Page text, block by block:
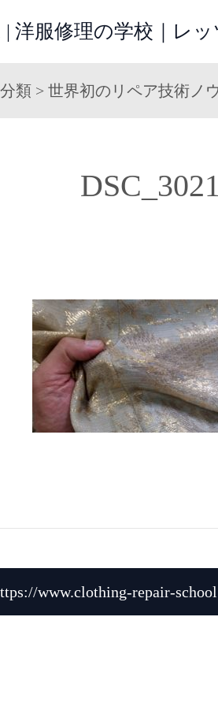
| 洋服修理の学校｜レ
類 > 世界初のリペア技術ノ
DSC_3021
www.clothing-repair-